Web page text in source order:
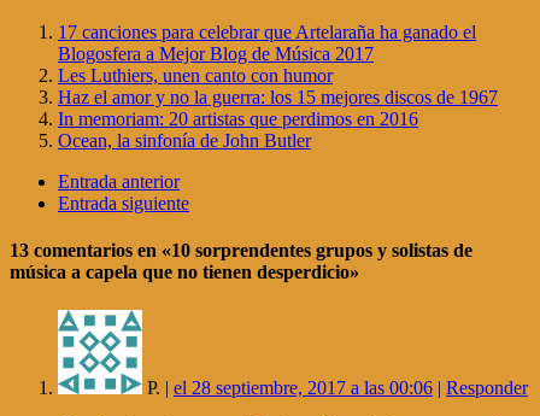
17 canciones para celebrar que Artelaraña ha ganado el
Blogosfera a Mejor Blog de Música 2017
Les Luthiers, unen canto con humor
Haz el amor y no la guerra: los 15 mejores discos de 1967
In memoriam: 20 artistas que perdimos en 2016
Ocean, la sinfonía de John Butler
Entrada anterior
Entrada siguiente
13 comentarios en «10 sorprendentes grupos y solistas de
música a capela que no tienen desperdicio»
P. | el 28 septiembre, 2017 a las 00:06 | Responder